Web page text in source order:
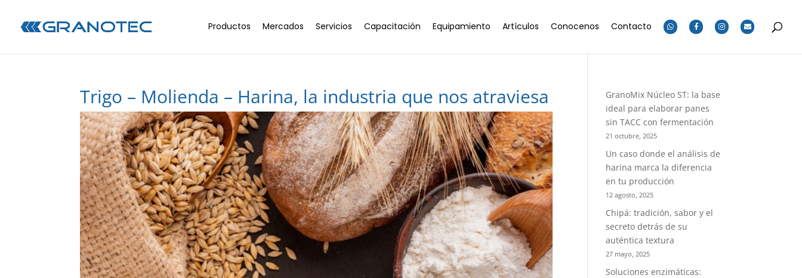
Productos Mercados Servicios Capacitación Equipamiento Artículos Conocenos Contacto
Trigo – Molienda – Harina, la industria que nos atraviesa
GranoMix Núcleo ST: la base
ideal para elaborar panes
sin TACC con fermentación
21 octubre, 2025
Un caso donde el análisis de
harina marca la diferencia
en tu producción
12 agosto, 2025
Chipá: tradición, sabor y el
secreto detrás de su
auténtica textura
27 mayo, 2025
Soluciones enzimáticas: